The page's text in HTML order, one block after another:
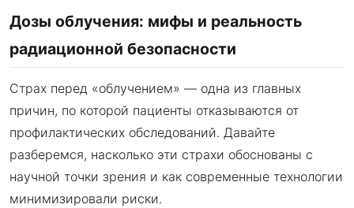
Дозы облучения: мифы и реальность
радиационной безопасности
Страх перед «облучением» — одна из главных
причин, по которой пациенты отказываются от
профилактических обследований. Давайте
разберемся, насколько эти страхи обоснованы с
научной точки зрения и как современные технологии
минимизировали риски.